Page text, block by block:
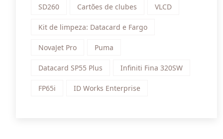
SD260 Cartões de clubes VLCD
Kit de limpeza: Datacard e Fargo
NovaJet Pro Puma
Datacard SP55 Plus Infiniti Fina 320SW
FP65i ID Works Enterprise